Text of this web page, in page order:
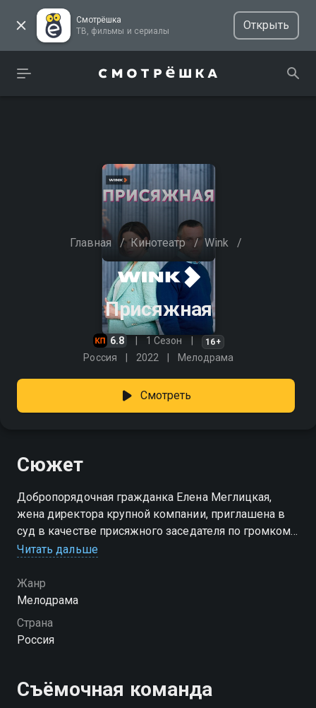
Смотрёшка
ТВ, фильмы и сериалы
Открыть
Главная / Кинотеатр / Wink /
Присяжная
6.8 1 Сезон 16+
Россия 2022 Мелодрама
Смотреть
Сюжет
Добропорядочная гражданка Елена Меглицкая,
жена директора крупной компании, приглашена в
суд в качестве присяжного заседателя по громкому
уголовному делу о заказных убийствах. Увидев
давнего возлюбленного Дмитрия Корнилова. Елена
отдает свой решающий голос в его пользу и суд
оправдывает Дмитрия. Вскоре Елена понимает, что
ошиблась, поддавшись прежним чувствам.
сфабрикованном против него деле. Корнилов
принуждает Елену к афере, она загнана в угол…
Читать дальше
Жанр
Мелодрама
Страна
Россия
Съёмочная команда